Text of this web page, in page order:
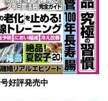
好評発売中